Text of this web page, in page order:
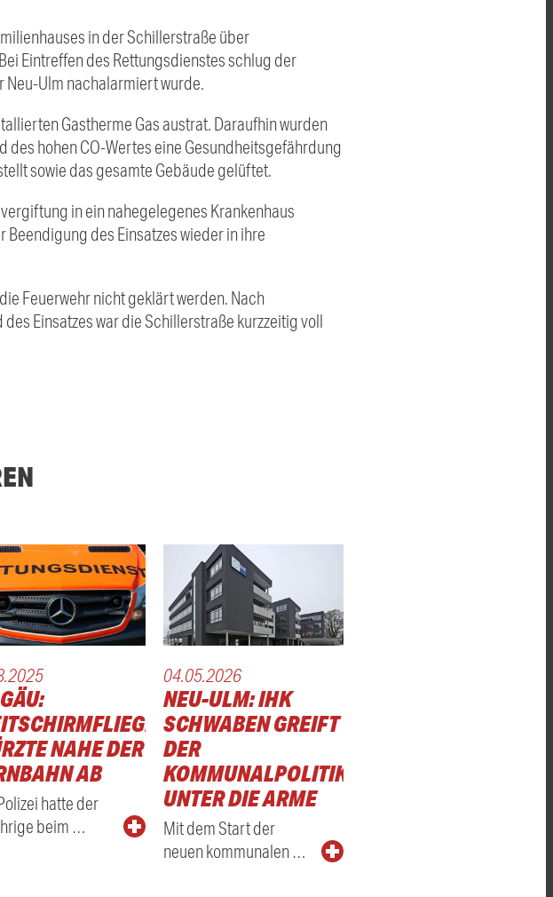
in der Schillerstraße über
Eintreffen des Rettungsdienstes schlug der
Neu-Ulm nachalarmiert wurde.
Gastherme Gas austrat. Daraufhin wurden
hohen CO-Wertes eine Gesundheitsgefährdung
sowie das gesamte Gebäude gelüftet.
in ein nahegelegenes Krankenhaus
des Einsatzes wieder in ihre
Feuerwehr nicht geklärt werden. Nach
Einsatzes war die Schillerstraße kurzzeitig voll
NAHE DER
AB
hatte der
beim …
04.05.2026
NEU-ULM: IHK
SCHWABEN GREIFT
DER
KOMMUNALPOLITIK
UNTER DIE ARME
Mit dem Start der
neuen kommunalen …